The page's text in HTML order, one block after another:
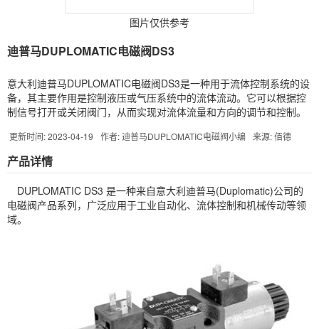
图片仅供参考
迪普马DUPLOMATIC电磁阀DS3
意大利迪普马DUPLOMATIC电磁阀DS3是一种用于流体控制系统的设
备，其主要作用是控制液压或气压系统中的流体流动。它可以根据控
制信号打开或关闭阀门，从而实现对流体流量和方向的调节和控制。
更新时间: 2023-04-19 作者: 迪普马DUPLOMATIC电磁阀小编 来源: 佰德
产品详情
DUPLOMATIC DS3 是一种来自意大利迪普马(Duplomatic)公司的
电磁阀产品系列，广泛应用于工业自动化、流体控制和机械传动等领
域。